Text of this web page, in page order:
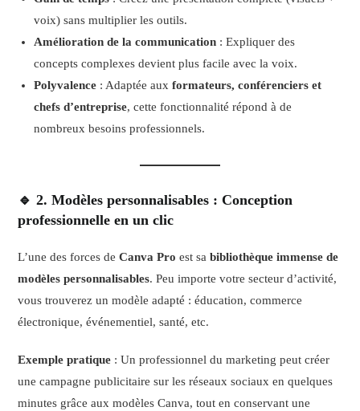
voix) sans multiplier les outils.
Amélioration de la communication : Expliquer des
concepts complexes devient plus facile avec la voix.
Polyvalence : Adaptée auxformateurs, conférenciers et
chefs d’entreprise, cette fonctionnalité répond à de
nombreux besoins professionnels.
🔹 2. Modèles personnalisables : Conception
professionnelle en un clic
L’une des forces deCanva Pro est sabibliothèque immense de
modèles personnalisables. Peu importe votre secteur d’activité,
vous trouverez un modèle adapté : éducation, commerce
électronique, événementiel, santé, etc.
Exemple pratique : Un professionnel du marketing peut créer
une campagne publicitaire sur les réseaux sociaux en quelques
minutes grâce aux modèles Canva, tout en conservant une